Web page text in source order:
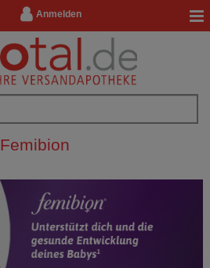
Anmelden
Femibion